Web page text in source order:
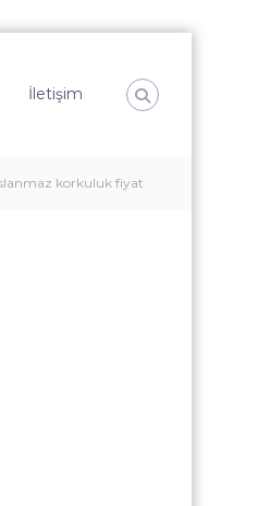
İletişim
korkuluk fiyat